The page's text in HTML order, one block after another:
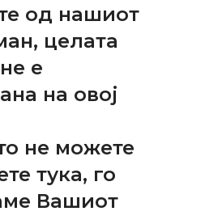
од нашиот
целата
е
на овој
не можете
тука, го
Вашиот
спона